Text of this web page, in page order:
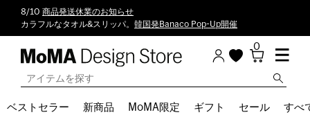
8/10 商品発送休業のお知らせ
カラフルなタオル&スリッパ。 韓国発Banaco Pop-Up開催
0
ベストセラー 新商品 MoMA限定 ギフト セール すべ